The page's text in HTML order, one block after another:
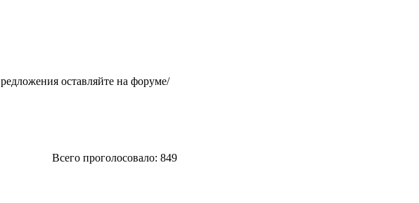
оставляйте на форуме/
Всего проголосовало: 849